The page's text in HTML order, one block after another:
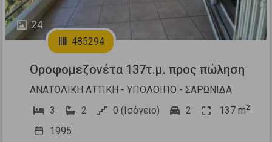
24
485294
Οροφομεζονέτα 137τ.μ. προς πώληση
ΑΝΑΤΟΛΙΚΗ ΑΤΤΙΚΗ - ΥΠΟΛΟΙΠΟ - ΣΑΡΩΝΙΔΑ
3
2 0 (Ισόγειο) 2 137 m2
1995